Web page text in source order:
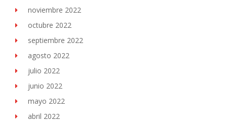
noviembre 2022
octubre 2022
septiembre 2022
agosto 2022
julio 2022
junio 2022
mayo 2022
abril 2022